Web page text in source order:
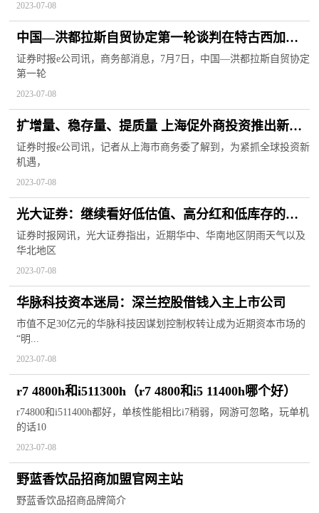
2023-07-08
中国—洪都拉斯自贸协定第一轮谈判在特古西加尔
巴举行
证券时报e公司讯，商务部消息，7月7日，中国—洪都拉斯自贸协定
第一轮
2023-07-08
扩增量、稳存量、提质量 上海促外商投资推出新计
划
证券时报e公司讯，记者从上海市商务委了解到，为紧抓全球投资新
机遇，
2023-07-08
光大证券：继续看好低估值、高分红和低库存的消
费品标的
证券时报网讯，光大证券指出，近期华中、华南地区阴雨天气以及
华北地区
2023-07-08
华脉科技资本迷局：深兰控股借钱入主上市公司
市值不足30亿元的华脉科技因谋划控制权转让成为近期资本市场的
“明...
2023-07-08
r7 4800h和i511300h（r7 4800和i5 11400h哪个好）
r74800和i511400h都好，单核性能相比i7稍弱，网游可忽略，玩单机
的话10
2023-07-08
野蓝香饮品招商加盟官网主站
野蓝香饮品招商品牌简介